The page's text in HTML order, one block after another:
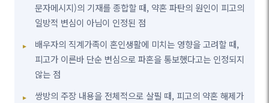
문자메시지)의 기재를 종합할 때, 약혼 파탄의 원인이 피고의
일방적 변심이 아님이 인정된 점
배우자의 직계가족이 혼인생활에 미치는 영향을 고려할 때,
피고가 이른바 단순 변심으로 파혼을 통보했다고는 인정되지
않는 점
쌍방의 주장 내용을 전체적으로 살필 때, 피고의 약혼 해제가